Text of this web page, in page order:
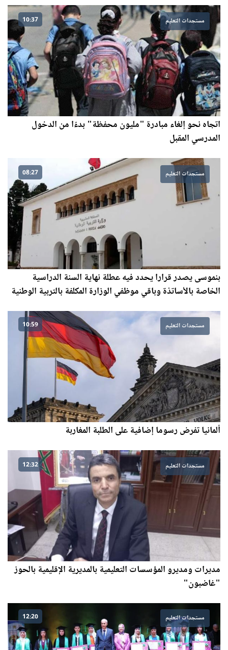
مستجدات التعليم 10:37
اتجاه نحو إلغاء مبادرة "مليون محفظة" بدءًا من الدخول
المدرسي المقبل
مستجدات التعليم 08:27
بنموسى يصدر قرارا يحدد فيه عطلة نهاية السنة الدراسية
الخاصة بالأساتذة وباقي موظفي الوزارة المكلفة بالتربية الوطنية
مستجدات التعليم 10:59
ألمانيا تفرض رسوما إضافية على الطلبة المغاربة
مستجدات التعليم 12:32
مديرات ومديرو المؤسسات التعليمية بالمديرية الإقليمية بالحوز
"غاضبون"
مستجدات التعليم 12:20